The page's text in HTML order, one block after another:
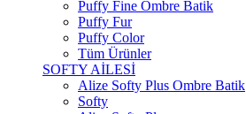
Puffy Fine Ombre Batik
Puffy Fur
Puffy Color
Tüm Ürünler
SOFTY AİLESİ
Alize Softy Plus Ombre Batik
Softy